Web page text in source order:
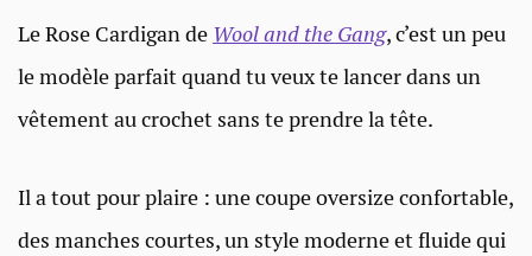
Le Rose Cardigan de Wool and the Gang, c’est un peu
le modèle parfait quand tu veux te lancer dans un
vêtement au crochet sans te prendre la tête.
Il a tout pour plaire : une coupe oversize confortable,
des manches courtes, un style moderne et fluide qui